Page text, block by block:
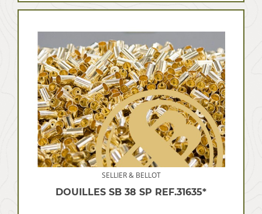
SELLIER & BELLOT
DOUILLES SB 38 SP REF.31635*